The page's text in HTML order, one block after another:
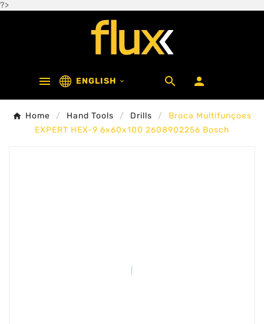
?>
 ENGLISH   
Home Hand Tools Drills
Broca Multifunçoes
EXPERT HEX-9 6x60x100 2608902256 Bosch